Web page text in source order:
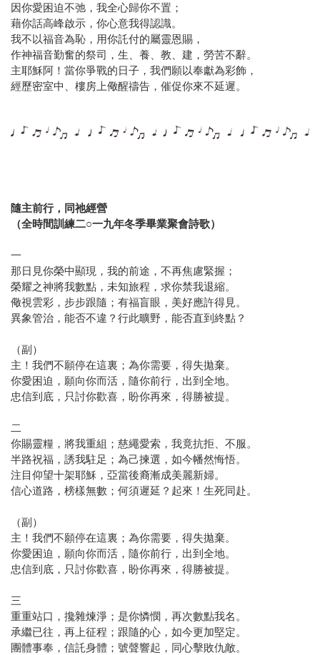
因你愛困迫不弛，我全心歸你不置；
藉你話高峰啟示，你心意我得認識。
我不以福音為恥，用你託付的屬靈恩賜，
作神福音勤奮的祭司，生、養、教、建，勞苦不辭。
主耶穌阿！當你爭戰的日子，我們願以奉獻為彩飾，
經歷密室中、樓房上儆醒禱告，催促你來不延遲。
隨主前行，同祂經營
（全時間訓練二○一九年冬季畢業聚會詩歌）
一
那日見你榮中顯現，我的前途，不再焦慮緊握；
榮耀之神將我數點，未知旅程，求你禁我退縮。
儆視雲彩，步步跟隨；有福盲眼，美好應許得見。
異象管治，能否不違？行此曠野，能否直到終點？
（副）
主！我們不願停在這裏；為你需要，得失拋棄。
你愛困迫，願向你而活，隨你前行，出到全地。
忠信到底，只討你歡喜，盼你再來，得勝被提。
二
你賜靈糧，將我重組；慈繩愛索，我竟抗拒、不服。
半路祝福，誘我駐足；為己揀選，如今幡然悔悟。
注目仰望十架耶穌，亞當後裔漸成美麗新婦。
信心道路，榜樣無數；何須遲延？起來！生死同赴。
（副）
主！我們不願停在這裏；為你需要，得失拋棄。
你愛困迫，願向你而活，隨你前行，出到全地。
忠信到底，只討你歡喜，盼你再來，得勝被提。
三
重重站口，攙雜煉淨；是你憐憫，再次數點我名。
承繼已往，再上征程；跟隨的心，如今更加堅定。
團體事奉，信託身體；號聲響起，同心擊敗仇敵。